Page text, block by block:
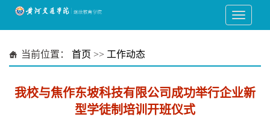
当前位置： 首页 >> 工作动态
我校与焦作东坡科技有限公司成功举行企业新
型学徒制培训开班仪式